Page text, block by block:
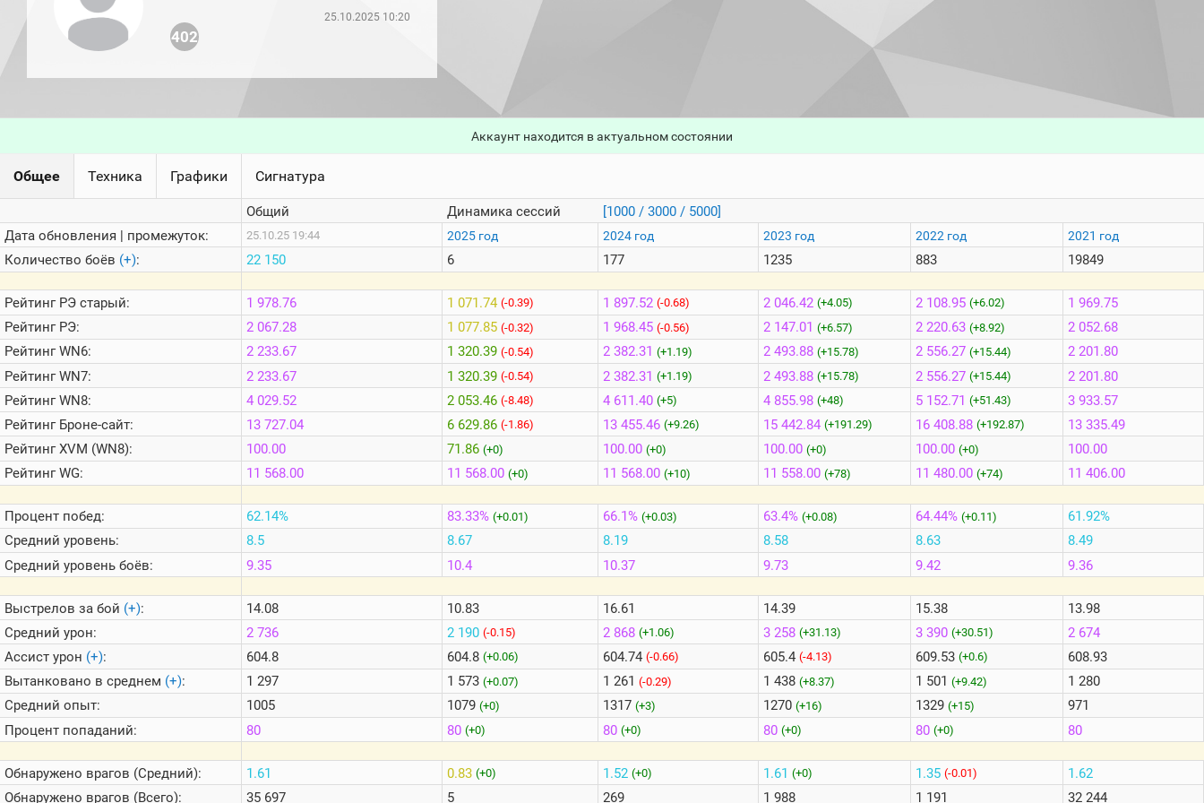
последние
1000
стримеров
Информация
Онлайн
Цветовая
шкала
Теlegram
ВК
Портал
Мира
402
25.10.2025 10:20
Аккаунт находится в актуальном состоянии
Общее Техника Графики Сигнатура
Дата обновления | промежуток:
Количество боёв (+):
РейтингРЭ старый:
РейтингРЭ:
РейтингWN6:
РейтингWN7:
РейтингWN8:
РейтингБроне-сайт:
РейтингXVM (WN8):
РейтингWG:
Процент побед:
Средний уровень:
Средний уровень боёв:
Выстрелов за бой (+):
Средний урон:
Ассист урон (+):
Вытанковано в среднем (+):
Средний опыт:
Процент попаданий:
Обнаружено врагов (Средний):
Обнаружено врагов (Всего):
Общий
25.10.25 19:44
22 150
1 978.76
2 067.28
2 233.67
2 233.67
4 029.52
13 727.04
100.00
11 568.00
62.14%
8.5
9.35
14.08
2 736
604.8
1 297
1005
80
1.61
35 697
Динамика сессий
2025 год
6
1 071.74 (-0.39)
1 077.85 (-0.32)
1 320.39 (-0.54)
1 320.39 (-0.54)
2 053.46 (-8.48)
6 629.86 (-1.86)
71.86 (+0)
11 568.00 (+0)
83.33% (+0.01)
8.67
10.4
10.83
2 190 (-0.15)
604.8 (+0.06)
1 573 (+0.07)
1079 (+0)
80 (+0)
0.83 (+0)
5
[1000 / 3000 / 5000]
2024 год
177
1 897.52 (-0.68)
1 968.45 (-0.56)
2 382.31 (+1.19)
2 382.31 (+1.19)
4 611.40 (+5)
13 455.46 (+9.26)
100.00 (+0)
11 568.00 (+10)
66.1% (+0.03)
8.19
10.37
16.61
2 868 (+1.06)
604.74 (-0.66)
1 261 (-0.29)
1317 (+3)
80 (+0)
1.52 (+0)
269
2023 год
1235
2 046.42 (+4.05)
2 147.01 (+6.57)
2 493.88 (+15.78)
2 493.88 (+15.78)
4 855.98 (+48)
15 442.84 (+191.29)
100.00 (+0)
11 558.00 (+78)
63.4% (+0.08)
8.58
9.73
14.39
3 258 (+31.13)
605.4 (-4.13)
1 438 (+8.37)
1270 (+16)
80 (+0)
1.61 (+0)
1 988
2022 год
883
2 108.95 (+6.02)
2 220.63 (+8.92)
2 556.27 (+15.44)
2 556.27 (+15.44)
5 152.71 (+51.43)
16 408.88 (+192.87)
100.00 (+0)
11 480.00 (+74)
64.44% (+0.11)
8.63
9.42
15.38
3 390 (+30.51)
609.53 (+0.6)
1 501 (+9.42)
1329 (+15)
80 (+0)
1.35 (-0.01)
1 191
2021 год
19849
1 969.75
2 052.68
2 201.80
2 201.80
3 933.57
13 335.49
100.00
11 406.00
61.92%
8.49
9.36
13.98
2 674
608.93
1 280
971
80
1.62
32 244